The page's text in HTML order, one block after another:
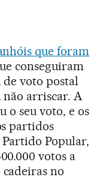
que foram
conseguiram
voto postal
arriscar. A
o seu voto, e os
partidos
Popular,
votos a
no